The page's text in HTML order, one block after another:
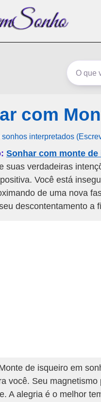
com
interpretados
Sonhar com monte
suas verdadeiras
Você está
de uma nova
descontentamento a
de isqueiro em
você. Seu
A alegria é o melhor